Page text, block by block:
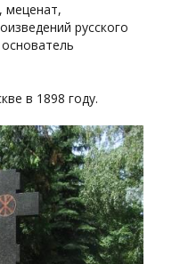
меценат,
русского
в 1898 году.